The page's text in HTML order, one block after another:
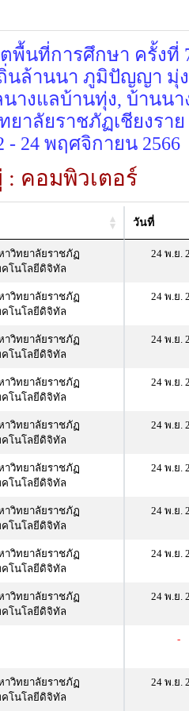
นที่การศึกษา ครั้งที่
ถิ่นล้านนา ภูมิปัญญา
างแลบ้านทุ่ง, บ้านน
าลัยราชภัฏเชียงราย
- 24 พฤศจิกายน 2566
คอมพิวเตอร์
วันที่
าวิทยาลัยราชภัฏ
คโนโลยีดิจิทัล
24 พ.ย.
าวิทยาลัยราชภัฏ
คโนโลยีดิจิทัล
24 พ.ย.
าวิทยาลัยราชภัฏ
คโนโลยีดิจิทัล
24 พ.ย.
าวิทยาลัยราชภัฏ
คโนโลยีดิจิทัล
24 พ.ย.
าวิทยาลัยราชภัฏ
คโนโลยีดิจิทัล
24 พ.ย.
าวิทยาลัยราชภัฏ
คโนโลยีดิจิทัล
24 พ.ย.
าวิทยาลัยราชภัฏ
คโนโลยีดิจิทัล
24 พ.ย.
าวิทยาลัยราชภัฏ
คโนโลยีดิจิทัล
24 พ.ย.
าวิทยาลัยราชภัฏ
คโนโลยีดิจิทัล
24 พ.ย.
-
าวิทยาลัยราชภัฏ
คโนโลยีดิจิทัล
24 พ.ย.